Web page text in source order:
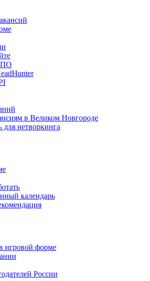
ПО
в Великом Новгороде
для нетворкинга
календарь
игровой форме
России